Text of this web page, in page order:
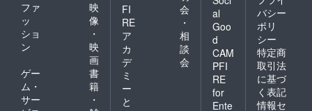
ファ
ッ
ショ
ン
映
像
・
映
画
ゲー
ム・
サー
書
籍
・
FI
RE
ア
カ
デ
ミ
ー
と
会
・
相
談
会
al
Goo
d
CAM
PFI
RE
for
Ente
バシー
ポリ
シー
特定商
取引法
に基づ
く表記
情報セ